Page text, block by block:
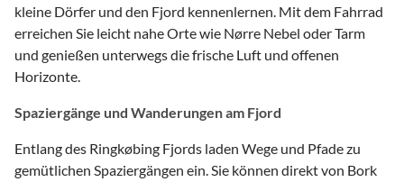
kleine Dörfer und den Fjord kennenlernen. Mit dem Fahrrad
erreichen Sie leicht nahe Orte wie Nørre Nebel oder Tarm
und genießen unterwegs die frische Luft und offenen
Horizonte.
Spaziergänge und Wanderungen am Fjord
Entlang des Ringkøbing Fjords laden Wege und Pfade zu
gemütlichen Spaziergängen ein. Sie können direkt von Bork